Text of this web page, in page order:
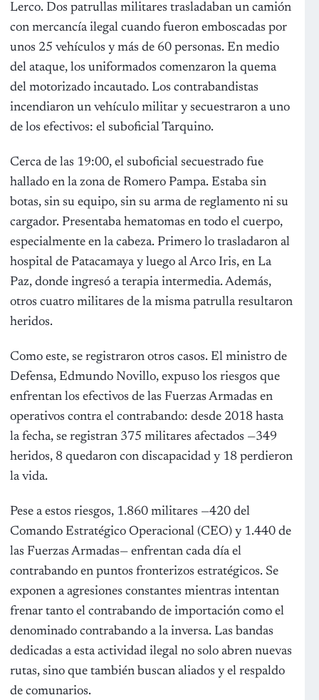
Lerco. Dos patrullas militares trasladaban un camión
con mercancía ilegal cuando fueron emboscadas por
unos 25 vehículos y más de 60 personas. En medio
del ataque, los uniformados comenzaron la quema
del motorizado incautado. Los contrabandistas
incendiaron un vehículo militar y secuestraron a uno
de los efectivos: el suboficial Tarquino.
Cerca de las 19:00, el suboficial secuestrado fue
hallado en la zona de Romero Pampa. Estaba sin
botas, sin su equipo, sin su arma de reglamento ni su
cargador. Presentaba hematomas en todo el cuerpo,
especialmente en la cabeza. Primero lo trasladaron al
hospital de Patacamaya y luego al Arco Iris, en La
Paz, donde ingresó a terapia intermedia. Además,
otros cuatro militares de la misma patrulla resultaron
heridos.
Como este, se registraron otros casos. El ministro de
Defensa, Edmundo Novillo, expuso los riesgos que
enfrentan los efectivos de las Fuerzas Armadas en
operativos contra el contrabando: desde 2018 hasta
la fecha, se registran 375 militares afectados —349
heridos, 8 quedaron con discapacidad y 18 perdieron
la vida.
Pese a estos riesgos, 1.860 militares —420 del
Comando Estratégico Operacional (CEO) y 1.440 de
las Fuerzas Armadas— enfrentan cada día el
contrabando en puntos fronterizos estratégicos. Se
exponen a agresiones constantes mientras intentan
frenar tanto el contrabando de importación como el
denominado contrabando a la inversa. Las bandas
dedicadas a esta actividad ilegal no solo abren nuevas
rutas, sino que también buscan aliados y el respaldo
de comunarios.